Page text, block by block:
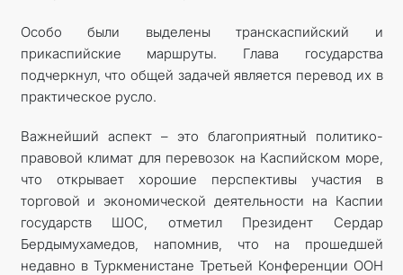
Особо были выделены транскаспийский и
прикаспийские маршруты. Глава государства
подчеркнул, что общей задачей является перевод их в
практическое русло.
Важнейший аспект – это благоприятный политико-
правовой климат для перевозок на Каспийском море,
что открывает хорошие перспективы участия в
торговой и экономической деятельности на Каспии
государств ШОС, отметил Президент Сердар
Бердымухамедов, напомнив, что на прошедшей
недавно в Туркменистане Третьей Конференции ООН